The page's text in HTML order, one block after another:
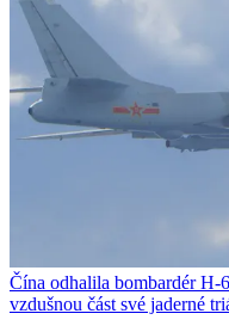
Čína odhalila bombardér H-
vzdušnou část své jaderné